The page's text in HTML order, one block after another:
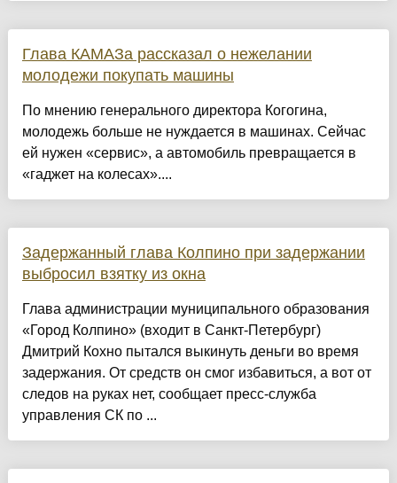
Глава КАМАЗа рассказал о нежелании
молодежи покупать машины
По мнению генерального директора Когогина,
молодежь больше не нуждается в машинах. Сейчас
ей нужен «сервис», а автомобиль превращается в
«гаджет на колесах»....
Задержанный глава Колпино при задержании
выбросил взятку из окна
Глава администрации муниципального образования
«Город Колпино» (входит в Санкт-Петербург)
Дмитрий Кохно пытался выкинуть деньги во время
задержания. От средств он смог избавиться, а вот от
следов на руках нет, сообщает пресс-служба
управления СК по ...